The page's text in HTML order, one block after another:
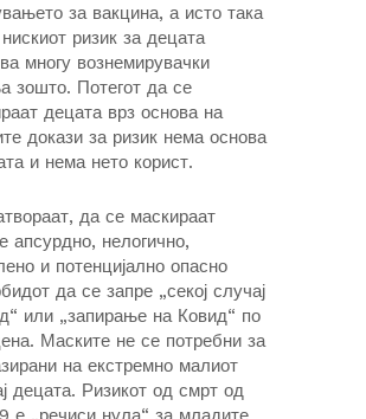
за вакцина, а исто така
ризик за децата
многу вознемирувачки
зошто. Потегот да се
децата врз основа на
докази за ризик нема основа
и нема нето корист.
да се маскираат
апсурдно, нелогично,
и потенцијално опасно
да се запре „секој случај
или „запирање на Ковид“ по
Маските не се потребни за
на екстремно малиот
децата. Ризикот од смрт од